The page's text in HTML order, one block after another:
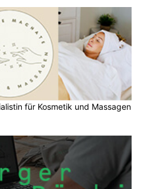
für Kosmetik und Massagen